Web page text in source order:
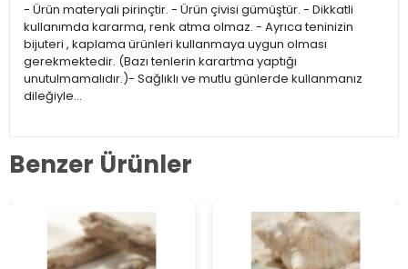
- Ürün materyali pirinçtir. - Ürün çivisi gümüştür. - Dikkatli
kullanımda kararma, renk atma olmaz. - Ayrıca teninizin
bijuteri , kaplama ürünleri kullanmaya uygun olması
gerekmektedir. (Bazı tenlerin karartma yaptığı
unutulmamalıdır.)- Sağlıklı ve mutlu günlerde kullanmanız
dileğiyle…
Benzer Ürünler